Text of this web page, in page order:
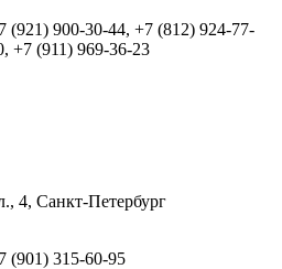
(921) 900-30-44, +7 (812) 924-77-
+7 (911) 969-36-23
4, Санкт-Петербург
(901) 315-60-95